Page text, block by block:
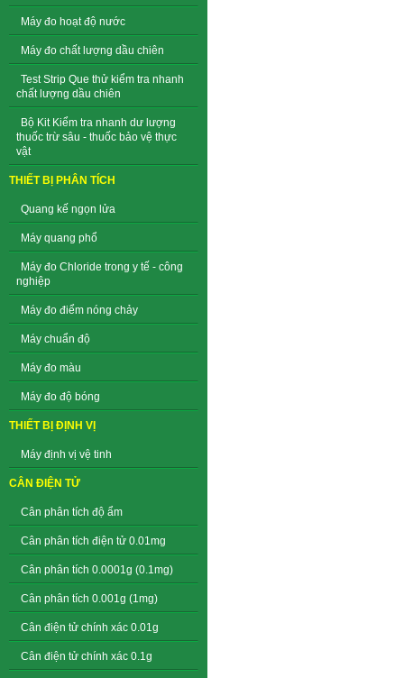
Máy đo hoạt độ nước
Máy đo chất lượng dầu chiên
Test Strip Que thử kiểm tra nhanh
chất lượng dầu chiên
Bộ Kit Kiểm tra nhanh dư lượng
thuốc trừ sâu - thuốc bảo vệ thực
vật
THIẾT BỊ PHÂN TÍCH
Quang kế ngọn lửa
Máy quang phổ
Máy đo Chloride trong y tế - công
nghiệp
Máy đo điểm nóng chảy
Máy chuẩn độ
Máy đo màu
Máy đo độ bóng
THIẾT BỊ ĐỊNH VỊ
Máy định vị vệ tinh
CÂN ĐIỆN TỬ
Cân phân tích độ ẩm
Cân phân tích điện tử 0.01mg
Cân phân tích 0.0001g (0.1mg)
Cân phân tích 0.001g (1mg)
Cân điện tử chính xác 0.01g
Cân điện tử chính xác 0.1g